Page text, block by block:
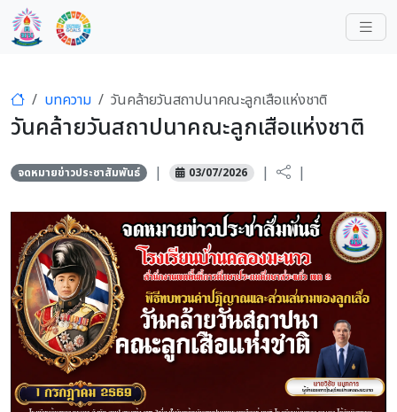
บทความ วันคล้ายวันสถาปนาคณะลูกเสือแห่งชาติ
วันคล้ายวันสถาปนาคณะลูกเสือแห่งชาติ
จดหมายข่าวประชาสัมพันธ์ | 03/07/2026 | |